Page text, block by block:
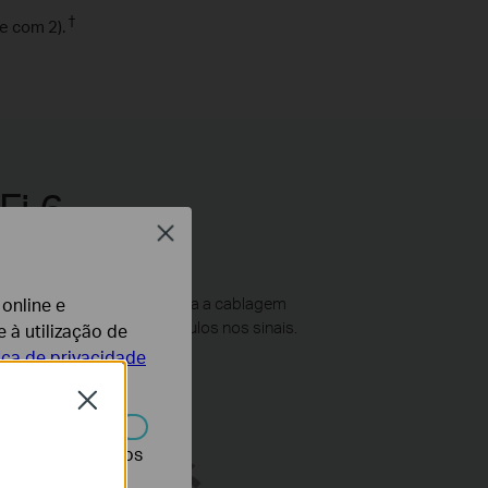
com 2). †
6
Powerline utiliza a cablagem
pisos e outros obstáculos nos sinais.
Close
e
à utilização de
de privacidade
desativados nos
Close